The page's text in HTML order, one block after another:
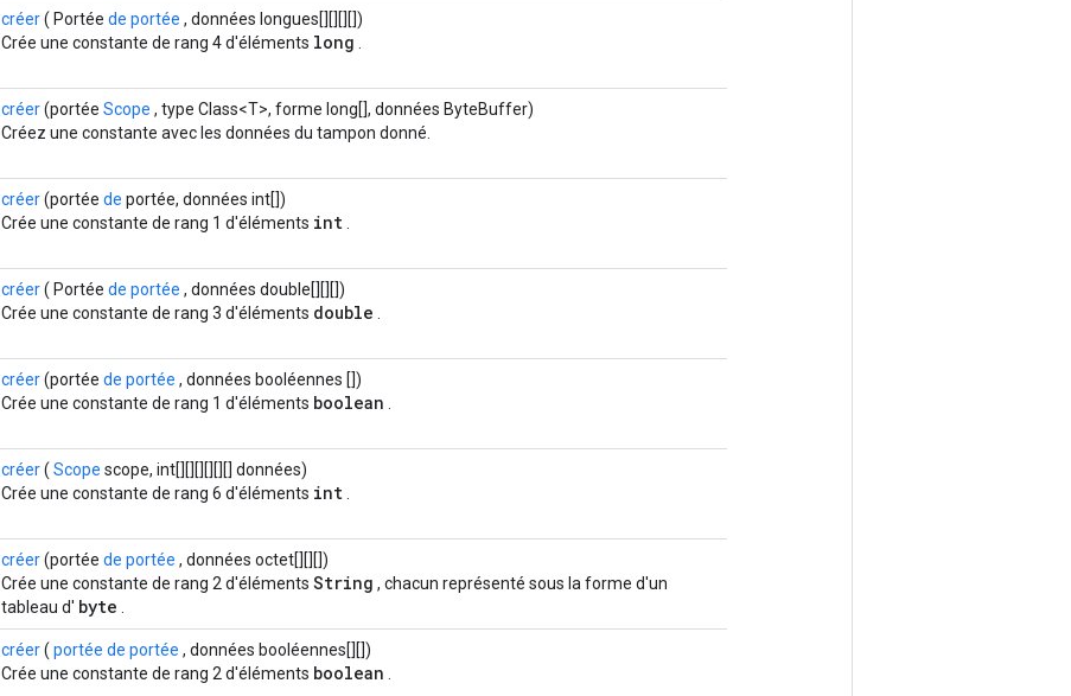
créer( Portée de portée , données longues[][][][])
Crée une constante de rang 4 d'éléments long
créer(portée Scope , type Class<T>, forme long[], données ByteBuffer)
Créez une constante avec les données du tampon donné.
créer(portée de portée, données int[])
Crée une constante de rang 1 d'éléments int
créer( Portée de portée , données double[][][])
Crée une constante de rang 3 d'éléments double
créer(portée de portée , données booléennes [])
Crée une constante de rang 1 d'éléments boolean
créer( Scope scope, int[][][][][][] données)
Crée une constante de rang 6 d'éléments int
créer(portée de portée , données octet[][][])
Crée une constante de rang 2 d'éléments String , chacun représenté sous la forme d'un
tableau d' byte
créer( portée de portée , données booléennes[][])
Crée une constante de rang 2 d'éléments boolean